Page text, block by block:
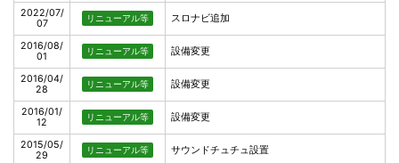
2022/07/
07
リニューアル等 スロナビ追加
2016/08/
01
リニューアル等 設備変更
2016/04/
28
リニューアル等 設備変更
2016/01/
12
リニューアル等 設備変更
2015/05/
29
リニューアル等 サウンドチュチュ設置